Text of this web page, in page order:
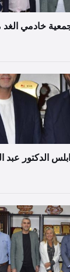
خادمي الغد
الدكتور عبد